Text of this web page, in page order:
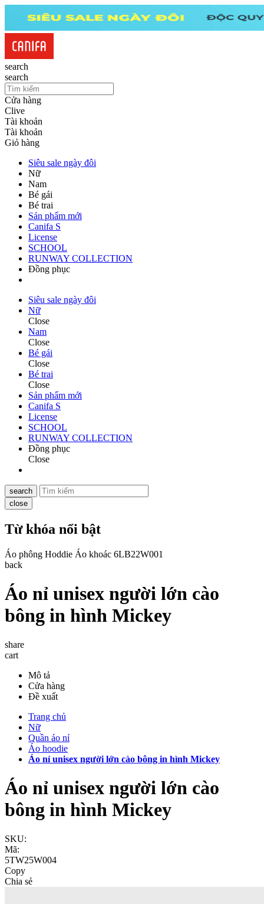
search
search
Cửa hàng
Clive
Tài khoản
Tài khoản
Giỏ hàng
Siêu sale ngày đôi
Nữ
Nam
Bé gái
Bé trai
Sản phẩm mới
Canifa S
License
SCHOOL
RUNWAY COLLECTION
Đồng phục
Siêu sale ngày đôi
Nữ
Close
Nam
Close
Bé gái
Close
Bé trai
Close
Sản phẩm mới
Canifa S
License
SCHOOL
RUNWAY COLLECTION
Đồng phục
Close
search
close
Từ khóa nổi bật
Áo phông Hoddie Áo khoác 6LB22W001
back
Áo nỉ unisex người lớn cào
bông in hình Mickey
share
cart
Mô tả
Cửa hàng
Đề xuất
Trang chủ
Nữ
Quần áo nỉ
Áo hoodie
Áo nỉ unisex người lớn cào bông in hình Mickey
Áo nỉ unisex người lớn cào
bông in hình Mickey
SKU:
Mã:
5TW25W004
Copy
Chia sẻ